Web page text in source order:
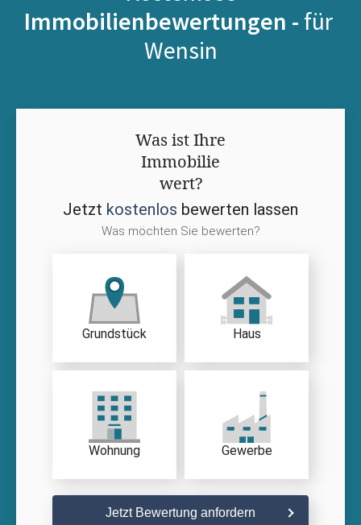
Immobilienbewertungen - für
Wensin
Was ist Ihre
Immobilie
wert?
Jetzt kostenlos bewerten lassen
Was möchten Sie bewerten?
Grundstück Haus
Wohnung Gewerbe
Jetzt Bewertung anfordern